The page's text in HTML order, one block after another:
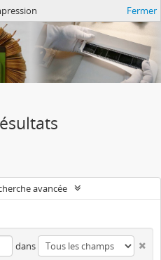
Fermer
avancée
dans